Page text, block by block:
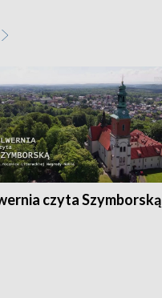
czyta Szymborską